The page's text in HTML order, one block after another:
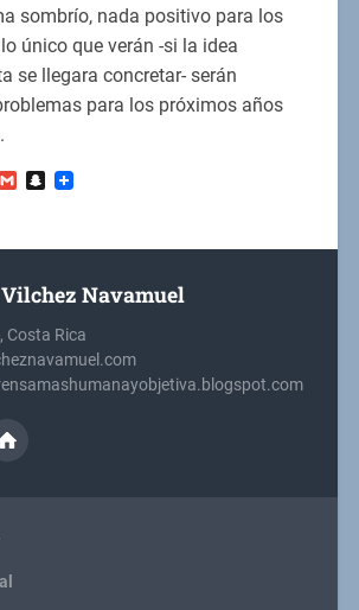
sombrío, nada positivo para los
único que verán -si la idea
se llegara concretar- serán
para los próximos años
GmailSnapchat
Navamuel
Costa Rica